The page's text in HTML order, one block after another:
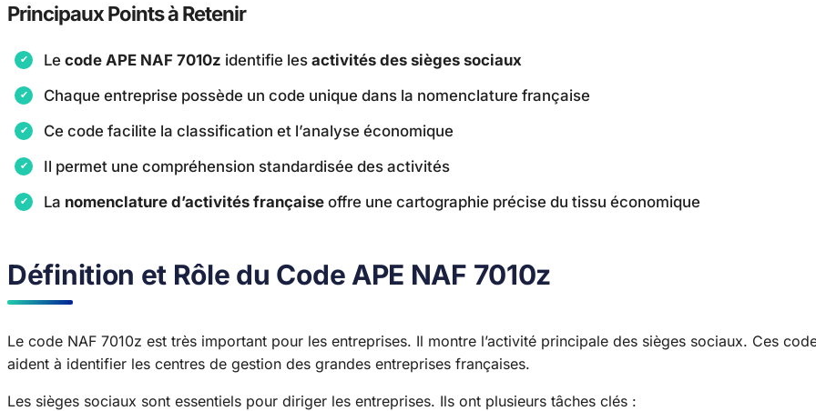
Principaux Points à Retenir
Le code APE NAF 7010z identifie les activités des sièges sociaux
Chaque entreprise possède un code unique dans la nomenclature française
Ce code facilite la classification et l’analyse économique
Il permet une compréhension standardisée des activités
La nomenclature d’activités française offre une cartographie précise du tissu économique
Définition et Rôle du Code APE NAF 7010z
Le code NAF 7010z est très important pour les entreprises. Il montre l’activité principale des sièges sociaux. Ces
aident à identifier les centres de gestion des grandes entreprises françaises.
Les sièges sociaux sont essentiels pour diriger les entreprises. Ils ont plusieurs tâches clés :